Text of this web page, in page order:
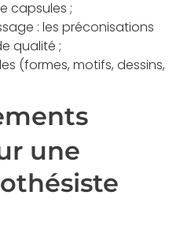
capsules ;
: les préconisations
qualité ;
(formes, motifs, dessins,
une